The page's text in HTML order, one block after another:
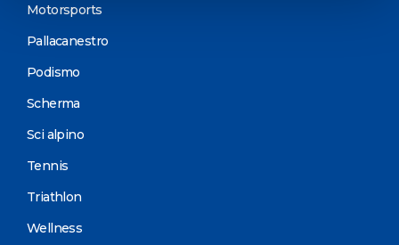
Motorsports
Pallacanestro
Podismo
Scherma
Sci alpino
Tennis
Triathlon
Wellness